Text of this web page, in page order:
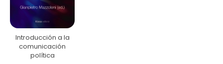
Introducción a la
comunicación
política